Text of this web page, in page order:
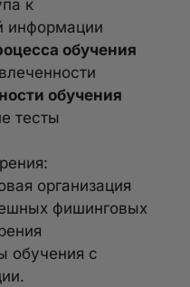
к
информации
обучения
обучения
тесты
организация
фишинговых
обучения с